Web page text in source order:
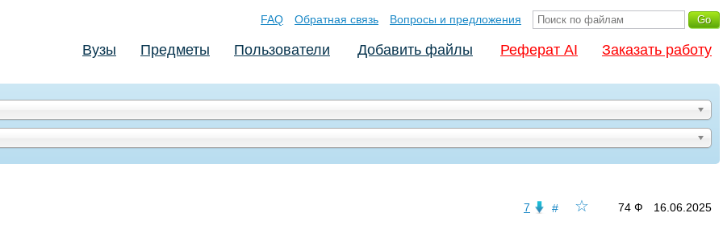
FAQ Обратная связь Вопросы и предложения
Вузы Предметы Пользователи Добавить файлы Реферат AI Заказать работу
☆
# 16.06.2025
74 Ф
7